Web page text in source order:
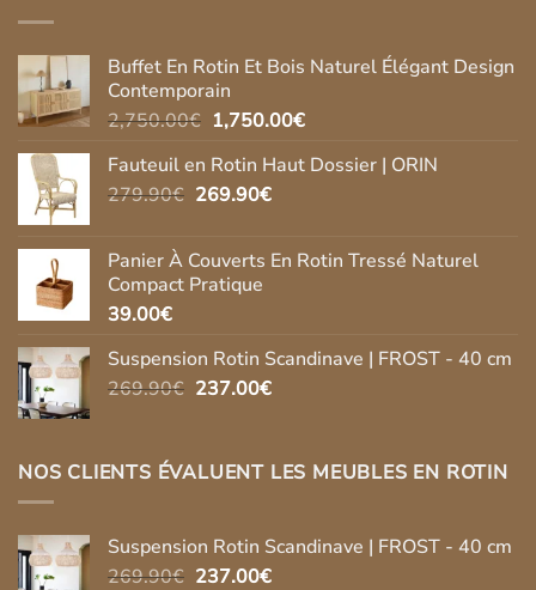
Buffet En Rotin Et Bois Naturel Élégant Design
Contemporain
2,750.00€ Le
initial
était :
1,750.00€Le
actuel
Fauteuil en Rotin Haut Dossier | ORIN
279.90€ Le
était :
279.90€.
269.90€Le
est :
Panier À Couverts En Rotin Tressé Naturel
Compact Pratique
39.00€
Suspension Rotin Scandinave | FROST - 40 cm
269.90€ Le
était :
269.90€.
237.00€Le
est :
237.00€.
NOS CLIENTS ÉVALUENT LES MEUBLES EN ROTIN
Suspension Rotin Scandinave | FROST - 40 cm
269.90€ Le
237.00€Le